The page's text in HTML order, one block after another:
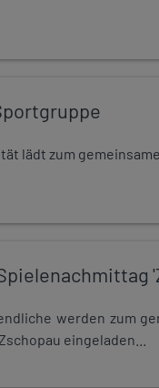
lädt zum
werden zum
eingeladen...